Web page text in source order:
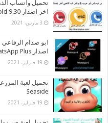
اخر اصدار whatsapp plus gold 9.30
3 مارس، 2021
اصدار WhatsApp Plus لابو صدام
19 فبراير، 2021
Seaside
19 فبراير، 2021